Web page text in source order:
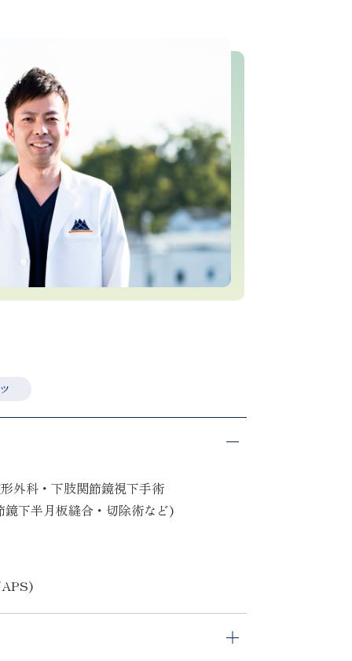
外科・下肢関節鏡視下手術
下半月板縫合・切除術など)